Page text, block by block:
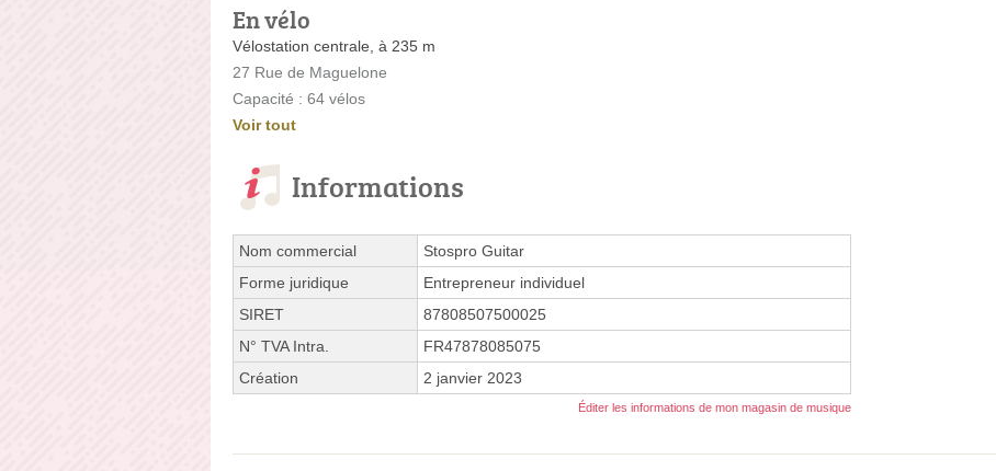
En vélo
Vélostation centrale, à 235 m
27 Rue de Maguelone
Capacité : 64 vélos
Voir tout
Informations
Nom commercial
Stospro Guitar
Forme juridique
Entrepreneur individuel
SIRET
87808507500025
N° TVA Intra.
FR47878085075
Création
2 janvier 2023
Éditer les informations de mon magasin de musique